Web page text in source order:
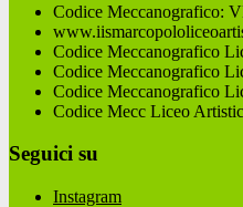
Codice Meccanografico:
Codice Meccanografico
Codice Meccanografico
Codice Meccanografico
Codice Mecc Liceo
Seguici su
Instagram